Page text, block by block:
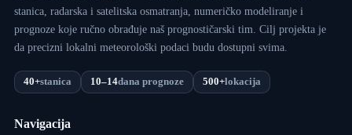
stanica, radarska i satelitska osmatranja, numeričko modeliranje i
prognoze koje ručno obrađuje naš prognostičarski tim. Cilj projekta je
da precizni lokalni meteorološki podaci budu dostupni svima.
40+stanica 10–14dana prognoze 500+lokacija
Navigacija